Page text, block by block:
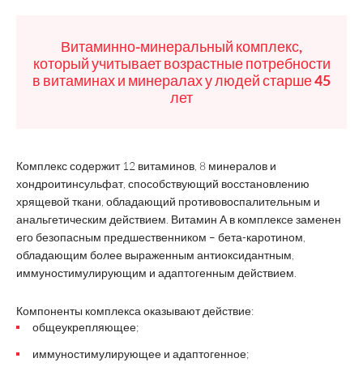
Витаминно-минеральный комплекс,
который учитывает возрастные потребности
в витаминах и минералах у людей старше 45
лет
Комплекс содержит 12 витаминов, 8 минералов и
хондроитинсульфат, способствующий восстановлению
хрящевой ткани, обладающий противовоспалительным и
анальгетическим действием. Витамин А в комплексе заменен
его безопасным предшественником – бета-каротином,
обладающим более выраженным антиоксидантным,
иммуностимулирующим и адаптогенным действием.
Компоненты комплекса оказывают действие:
общеукрепляющее;
иммуностимулирующее и адаптогенное;